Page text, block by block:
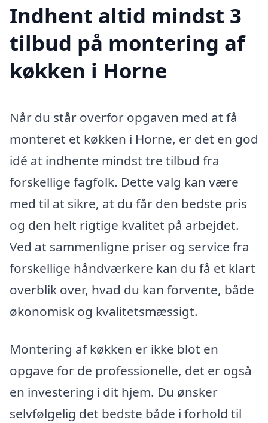
Indhent altid mindst 3
tilbud på montering af
køkken i Horne
Når du står overfor opgaven med at få
monteret et køkken i Horne, er det en god
idé at indhente mindst tre tilbud fra
forskellige fagfolk. Dette valg kan være
med til at sikre, at du får den bedste pris
og den helt rigtige kvalitet på arbejdet.
Ved at sammenligne priser og service fra
forskellige håndværkere kan du få et klart
overblik over, hvad du kan forvente, både
økonomisk og kvalitetsmæssigt.
Montering af køkken er ikke blot en
opgave for de professionelle, det er også
en investering i dit hjem. Du ønsker
selvfølgelig det bedste både i forhold til